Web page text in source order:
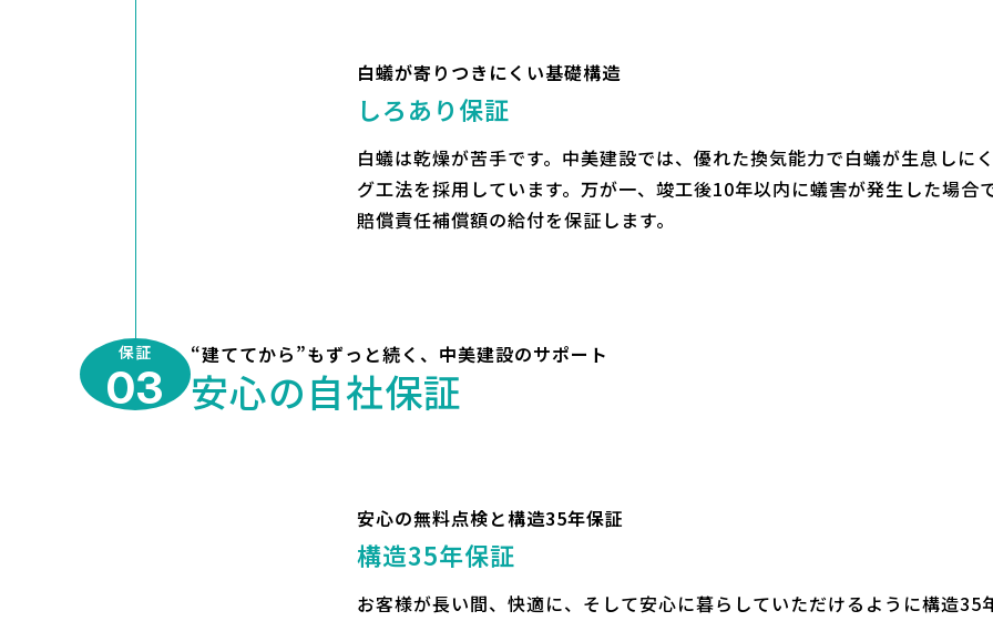
白蟻が寄りつきにくい基礎構造
しろあり保証
白蟻は乾燥が苦手です。中美建設では、優れた換気能力で白蟻が生息しに
グ工法を採用しています。万が一、竣工後10年以内に蟻害が発生した場
賠償責任補償額の給付を保証します。
保証
03
“建ててから”もずっと続く、中美建設のサポート
安心の自社保証
安心の無料点検と構造35年保証
構造35年保証
お客様が長い間、快適に、そして安心に暮らしていただけるように構造35